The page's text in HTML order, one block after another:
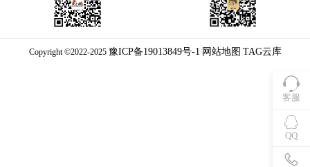
客服
QQ
Copyright ©2022-2025 豫ICP备19013849号-1 网站地图 TAG云库